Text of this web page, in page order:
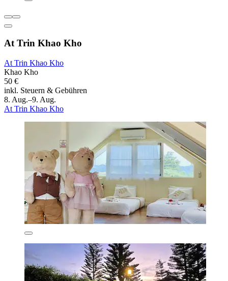
At Trin Khao Kho
At Trin Khao Kho
Khao Kho
50 €
inkl. Steuern & Gebühren
8. Aug.–9. Aug.
At Trin Khao Kho